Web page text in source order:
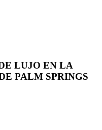
LUJO EN LA
PALM SPRINGS